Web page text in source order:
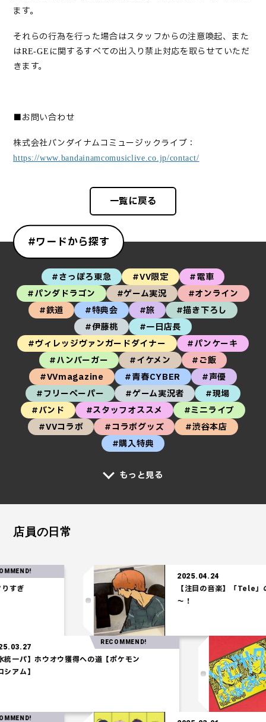
ます。
それらの行為を行った場合はスタッフからの注意喚起、また
はRE-GE に関するすべての出入り禁止対応を取らせていただ
きます。
■お問い合わせ
株式会社バンダイナムコミュージックライブ：
https://www.bandainamcomusiclive.co.jp/contact/
一覧に戻る
#ワードから探す
#さっぽろ東急 #VV限定
#電車
#パンダドラゴン
#ゲーム実況
#オンライン
#鉄道
#特典会 #旅
#描き下ろし
#伊藤桃
#一日店長
#ヴィレッジヴァンガードダイナー
#パンケーキ
#ハンバーガー
#イケメン
#ご飯
#VVmagazine
#青春CYBER
#声優
#フリーペーパー
#ゲーム実況者
#現場
#バンド
#スタッフオススメ
#ミニライブ
#VVコラボ
#コラボグッズ
#渋谷本店
#購入特典
もっと見る
店員の日常
2025.04.24
【注目の音楽】「Tele」の時代が
～！
2025.03.27
【水統一パ】ホウオウ獲得への道【ポケモン
コロシアム】
RECOMMEND!